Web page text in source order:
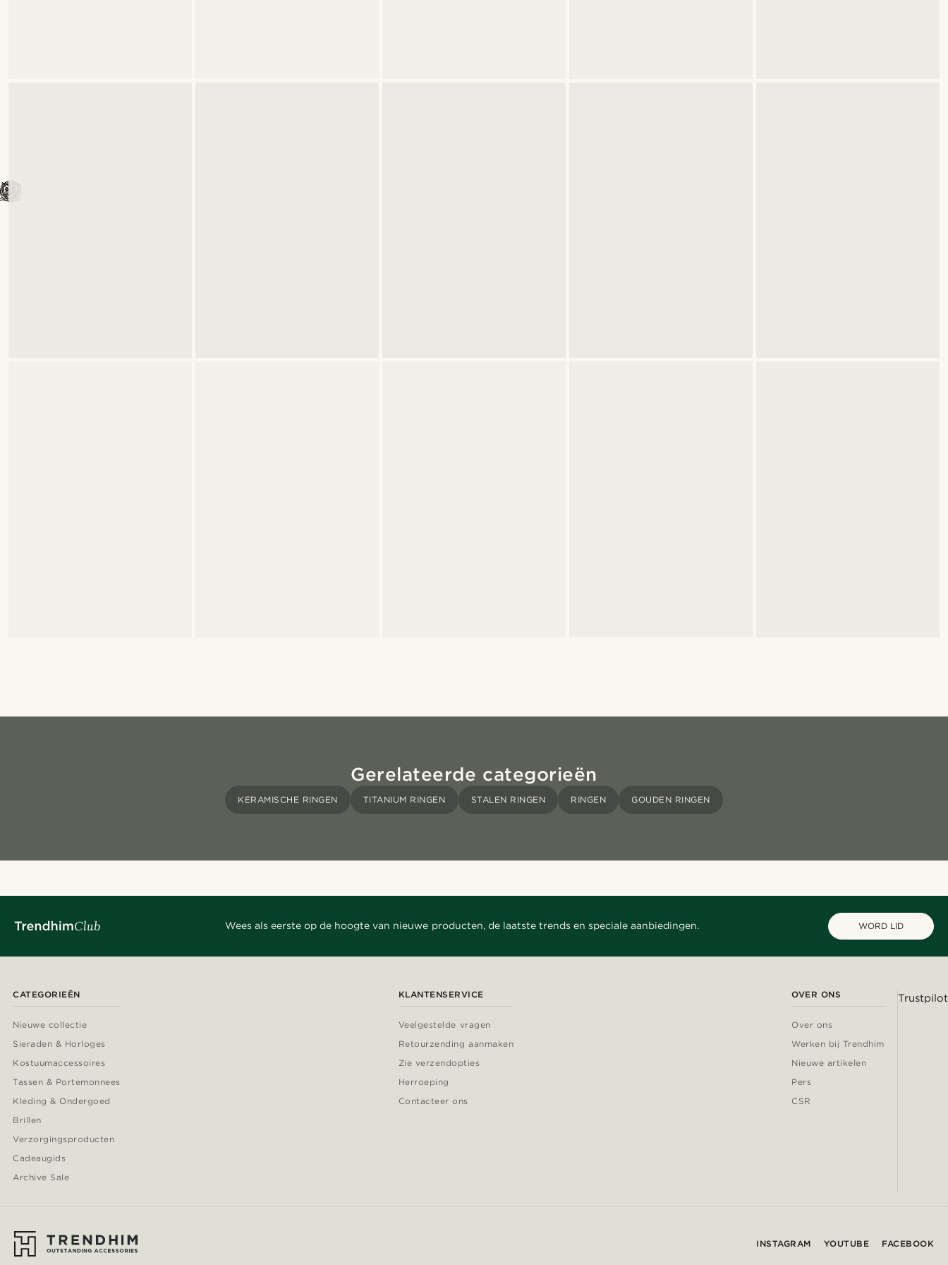
Gerelateerde categorieën
KERAMISCHE RINGEN TITANIUM RINGEN STALEN RINGEN RINGEN GOUDEN RINGEN
Wees als eerste op de hoogte van nieuwe producten, de laatste trends en speciale aanbiedingen. WORD LID
CATEGORIEËN
Nieuwe collectie
Sieraden & Horloges
Kostuumaccessoires
Tassen & Portemonnees
Kleding & Ondergoed
Brillen
Verzorgingsproducten
Cadeaugids
Archive Sale
KLANTENSERVICE
Veelgestelde vragen
Retourzending aanmaken
Zie verzendopties
Herroeping
Contacteer ons
OVER ONS
Over ons
Werken bij Trendhim
Nieuwe artikelen
Pers
CSR
Trustpilot
INSTAGRAM YOUTUBE FACEBOOK